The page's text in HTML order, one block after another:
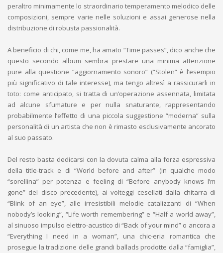
peraltro minimamente lo straordinario temperamento melodico delle
composizioni, sempre varie nelle soluzioni e assai generose nella
distribuzione di robusta passionalità.
A beneficio di chi, come me, ha amato “Time passes”, dico anche che
questo secondo album sembra prestare una minima attenzione
pure alla questione “aggiornamento sonoro” (“Stolen” è l’esempio
più significativo di tale interesse), ma tengo altresì a rassicurarli in
toto: come anticipato, si tratta di un’operazione assennata, limitata
ad alcune sfumature e per nulla snaturante, rappresentando
probabilmente l’effetto di una piccola suggestione “moderna” sulla
personalità di un artista che non è rimasto esclusivamente ancorato
al suo passato.
Del resto basta dedicarsi con la dovuta calma alla forza espressiva
della title-track e di “World before and after” (in qualche modo
“sorellina” per potenza e feeling di “Before anybody knows I’m
gone” del disco precedente), ai volteggi cesellati dalla chitarra di
“Blink of an eye”, alle irresistibili melodie catalizzanti di “When
nobody’s looking”, “Life worth remembering” e “Half a world away”,
al sinuoso impulso elettro-acustico di “Back of your mind” o ancora a
“Everything I need in a woman”, una chic-eria romantica che
prosegue la tradizione delle grandi ballads prodotte dalla “famiglia”,